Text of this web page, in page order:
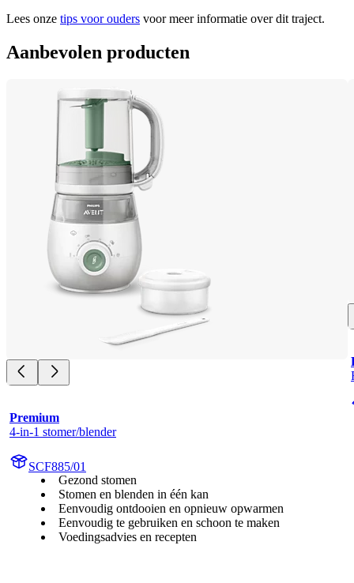
Lees onze tips voor ouders voor meer informatie over dit traject.
Aanbevolen producten
Premium
4-in-1 stomer/blender
SCF885/01
Gezond stomen
Stomen en blenden in één kan
Eenvoudig ontdooien en opnieuw opwarmen
Eenvoudig te gebruiken en schoon te maken
Voedingsadvies en recepten